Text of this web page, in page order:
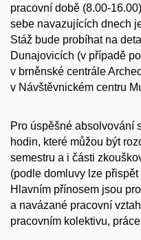
pracovní době (8.00-
sebe navazujících dnech
Stáž bude probíhat na
Dunajovicích (v případě
v brněnské centrále
v Návštěvnickém centru
Pro úspěšné absolvování
hodin, které můžou být
semestru a i části
(podle domluvy lze
Hlavním přínosem jsou
a navázané pracovní
pracovním kolektivu,